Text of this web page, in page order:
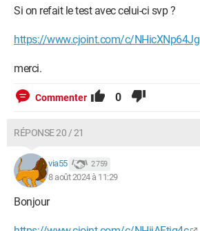
Si on refait le test avec celui-ci svp ?
https://www.cjoint.com/c/NHicXNp64Jg
merci.
Commenter 0
RÉPONSE 20 / 21
via55 2 759
8 août 2024 à 11:29
Bonjour